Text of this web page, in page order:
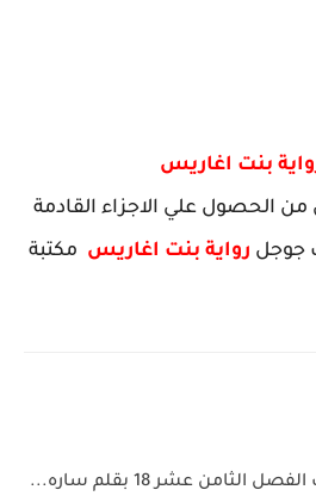
بنت اغاريس
الحصول علي الاجزاء القادمة
جوجل رواية بنت اغاريس مكتبة
عشر 18 بقلم ساره...